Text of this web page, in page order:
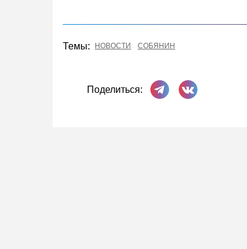
Темы: НОВОСТИ СОБЯНИН
Поделиться:
Поделиться в
Поделиться